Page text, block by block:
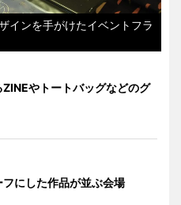
インを手がけたイベントフラ
やトートバッグなどのグ
にした作品が並ぶ会場